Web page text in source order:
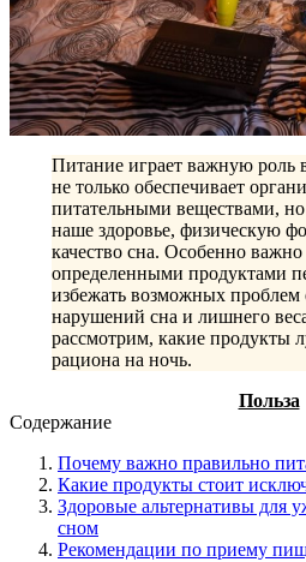
Питание играет важную роль
не только обеспечивает
питательными веществами, но
наше здоровье, физическую
качество сна. Особенно важно
определенными продуктами
избежать возможных
нарушений сна и лишнего
рассмотрим, какие продукты
рациона на ночь.
Польза
Содержание
Почему важно правильно
Какие продукты стоит
Здоровые альтернативы для
сном
Рекомендации по приему